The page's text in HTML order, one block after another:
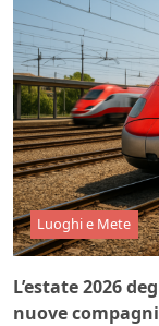
Luoghi e Mete
L’estate 2026
nuove